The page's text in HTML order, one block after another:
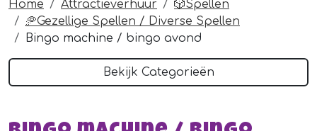
Home Attractieverhuur
🎲Spellen
🥏Gezellige Spellen / Diverse Spellen
Bingo machine / bingo avond
Bekijk Categorieën